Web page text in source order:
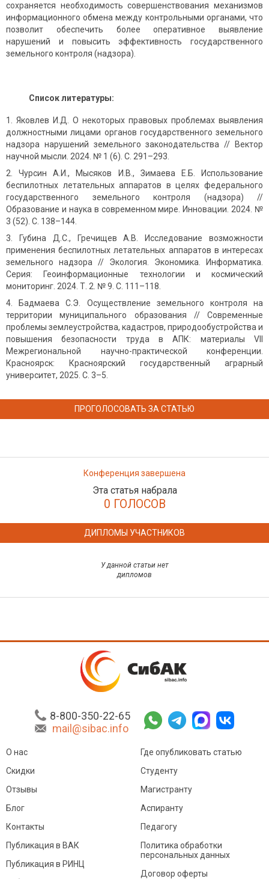
сохраняется необходимость совершенствования механизмов
информационного обмена между контрольными органами, что
позволит обеспечить более оперативное выявление
нарушений и повысить эффективность государственного
земельного контроля (надзора).
Список литературы:
Яковлев И.Д. О некоторых правовых проблемах выявления
должностными лицами органов государственного земельного
надзора нарушений земельного законодательства // Вектор
научной мысли. 2024. № 1 (6). С. 291–293.
Чурсин А.И., Мысяков И.В., Зимаева Е.Б. Использование
беспилотных летательных аппаратов в целях федерального
государственного земельного контроля (надзора) //
Образование и наука в современном мире. Инновации. 2024. №
3 (52). С. 138–144.
Губина Д.С., Гречищев А.В. Исследование возможности
применения беспилотных летательных аппаратов в интересах
земельного надзора // Экология. Экономика. Информатика.
Серия: Геоинформационные технологии и космический
мониторинг. 2024. Т. 2. № 9. С. 111–118.
Бадмаева С.Э. Осуществление земельного контроля на
территории муниципального образования // Современные
проблемы землеустройства, кадастров, природообустройства и
повышения безопасности труда в АПК: материалы VII
Межрегиональной научно-практической конференции.
Красноярск: Красноярский государственный аграрный
университет, 2025. С. 3–5.
ПРОГОЛОСОВАТЬ ЗА СТАТЬЮ
Конференция завершена
Эта статья набрала
0 ГОЛОСОВ
ДИПЛОМЫ УЧАСТНИКОВ
У данной статьи нет
дипломов
8-800-350-22-65
mail@sibac.info
О нас
Скидки
Отзывы
Блог
Контакты
Где опубликовать статью
Студенту
Магистранту
Аспиранту
Педагогу
Публикация в ВАК
Публикация в РИНЦ
Политика обработки
персональных данных
Договор оферты